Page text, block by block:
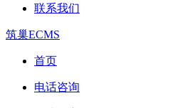
联系我们
筑巢ECMS
首页
电话咨询